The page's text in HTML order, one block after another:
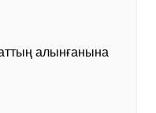
алынғанына